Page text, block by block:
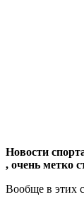
Новости
, очень метко
Вообще в этих